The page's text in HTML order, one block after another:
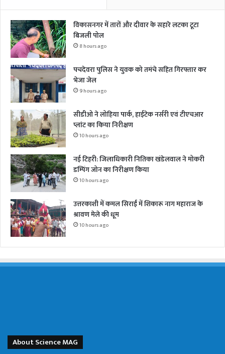
विकासनगर में तारों और दीवार के सहारे लटका टूटा
बिजली पोल
8 hours ago
पचदेवरा पुलिस ने युवक को तमंचे सहित गिरफ्तार कर
भेजा जेल
9 hours ago
सीडीओ ने लोहिया पार्क, हाईटेक नर्सरी एवं टीएचआर
प्लांट का किया निरीक्षण
10 hours ago
नई टिहरी: जिलाधिकारी नितिका खंडेलवाल ने मोकरी
डम्पिंग जोन का निरीक्षण किया
10 hours ago
उत्तरकाशी में कमल सिराईं में शिकारू नाग महाराज के
श्रावण मेले की धूम
10 hours ago
About Science MAG